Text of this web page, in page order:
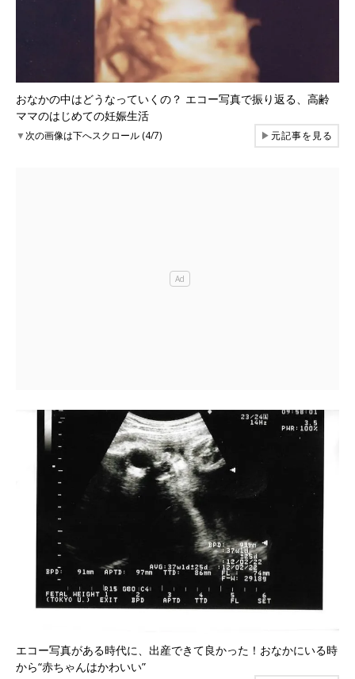
おなかの中はどうなっていくの？ エコー写真で振り返る、高齢
ママのはじめての妊娠生活
▼次の画像は下へスクロール (4/7) ▶元記事を見る
エコー写真がある時代に、出産できて良かった！おなかにいる時
から“赤ちゃんはかわいい”